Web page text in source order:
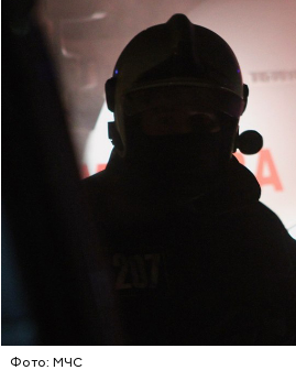
Фото: МЧС
Блогеру грозило до семи
— Мы съездили за
него ухудшилось
реанимировали, и там он
допросе.